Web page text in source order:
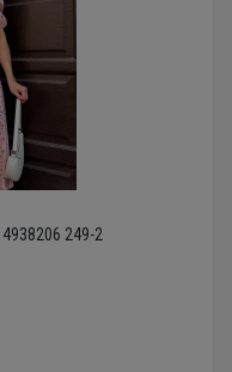
249-2